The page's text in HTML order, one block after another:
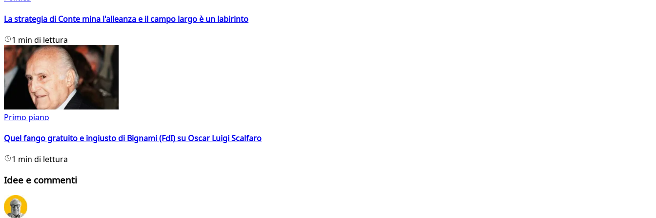
La strategia di Conte mina l'alleanza e il campo largo è un labirinto
1 min di lettura
Primo piano
Quel fango gratuito e ingiusto di Bignami (FdI) su Oscar Luigi Scalfaro
1 min di lettura
Idee e commenti